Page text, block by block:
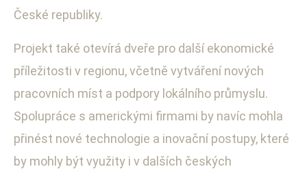
České republiky.
Projekt také otevírá dveře pro další ekonomické
příležitosti v regionu, včetně vytváření nových
pracovních míst a podpory lokálního průmyslu.
Spolupráce s americkými firmami by navíc mohla
přinést nové technologie a inovační postupy, které
by mohly být využity i v dalších českých